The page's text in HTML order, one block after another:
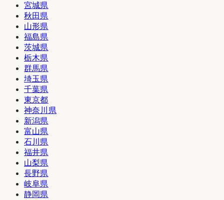
宮城県
秋田県
山形県
福島県
茨城県
栃木県
群馬県
埼玉県
千葉県
東京都
神奈川県
新潟県
富山県
石川県
福井県
山梨県
長野県
岐阜県
静岡県